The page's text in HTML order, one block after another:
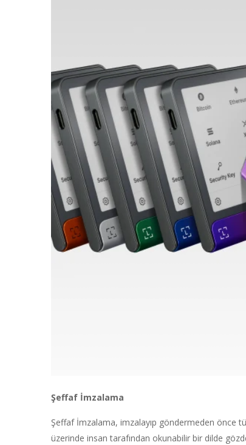
Şeffaf İmzalama
Şeffaf İmzalama, imzalayıp göndermeden önce
üzerinde insan tarafından okunabilir bir dilde